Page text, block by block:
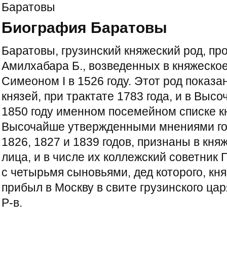
Баратовы
Биография Баратовы
Баратовы, грузинский княжеский род,
Амилхабара Б., возведенных в
Симеоном I в 1526 году. Этот род
князей, при трактате 1783 года, и в
1850 году именном посемейном списке
Высочайше утвержденными мнениями
1826, 1827 и 1839 годов, признаны в
лица, и в числе их коллежский советник
с четырьмя сыновьями, дед которого,
прибыл в Москву в свите грузинского
Р-в.